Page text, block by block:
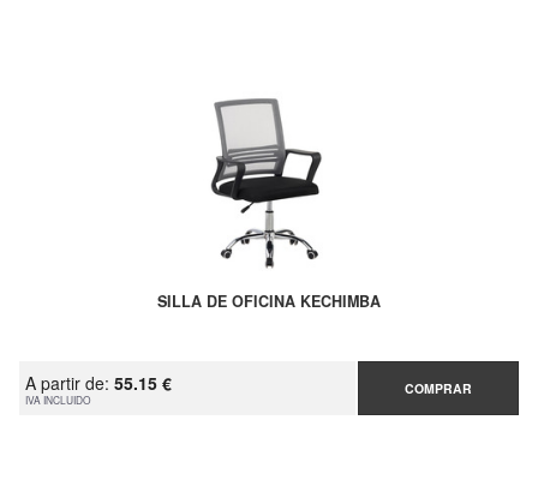
SILLA DE OFICINA KECHIMBA
A partir de: 55.15 €
IVA INCLUIDO
COMPRAR